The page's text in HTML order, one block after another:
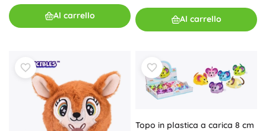
Al carrello Al carrello
Topo in plastica a carica 8 cm